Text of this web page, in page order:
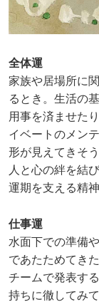
全体運
家族や居場所に
るとき。生活の
用事を済ませた
イベートのメン
形が見えてきそ
人と心の絆を結
運期を支える精
仕事運
水面下での準備
であたためてき
チームで発表す
持ちに徹してみ